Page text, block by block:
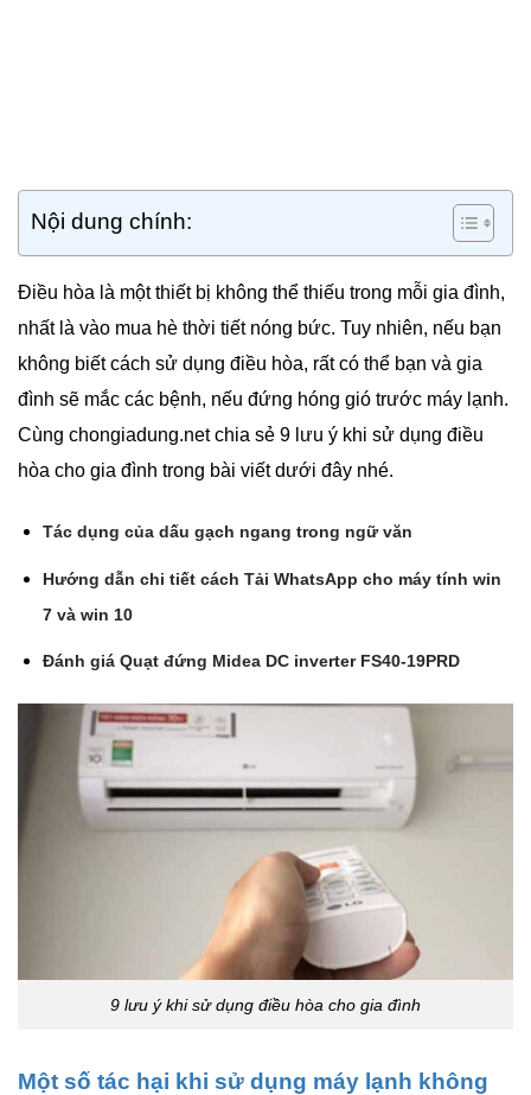
Nội dung chính:
Điều hòa là một thiết bị không thể thiếu trong mỗi gia đình,
nhất là vào mua hè thời tiết nóng bức. Tuy nhiên, nếu bạn
không biết cách sử dụng điều hòa, rất có thể bạn và gia
đình sẽ mắc các bệnh, nếu đứng hóng gió trước máy lạnh.
Cùng chongiadung.net chia sẻ 9 lưu ý khi sử dụng điều
hòa cho gia đình trong bài viết dưới đây nhé.
Tác dụng của dấu gạch ngang trong ngữ văn
Hướng dẫn chi tiết cách Tải WhatsApp cho máy tính win
7 và win 10
Đánh giá Quạt đứng Midea DC inverter FS40-19PRD
9 lưu ý khi sử dụng điều hòa cho gia đình
Một số tác hại khi sử dụng máy lạnh không